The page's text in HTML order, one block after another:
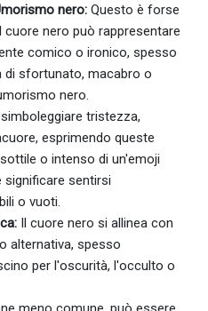
nero: Questo è forse
nero può rappresentare
comico o ironico, spesso
di sfortunato, macabro o
nero.
tristezza,
esprimendo queste
o intenso di un'emoji
significare sentirsi
o vuoti.
Il cuore nero si allinea con
alternativa, spesso
per l'oscurità, l'occulto o